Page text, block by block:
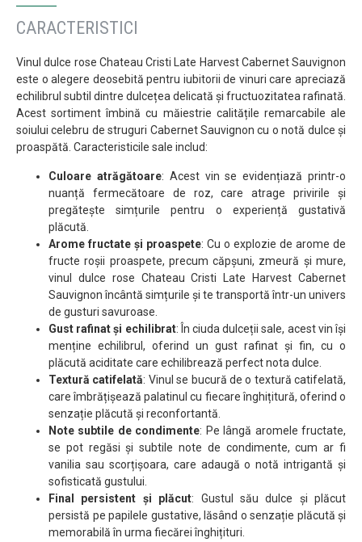
CARACTERISTICI
Vinul dulce rose Chateau Cristi Late Harvest Cabernet Sauvignon
este o alegere deosebită pentru iubitorii de vinuri care apreciază
echilibrul subtil dintre dulcețea delicată și fructuozitatea rafinată.
Acest sortiment îmbină cu măiestrie calitățile remarcabile ale
soiului celebru de struguri Cabernet Sauvignon cu o notă dulce și
proaspătă. Caracteristicile sale includ:
Culoare atrăgătoare: Acest vin se evidențiază printr-o
nuanță fermecătoare de roz, care atrage privirile și
pregătește simțurile pentru o experiență gustativă
plăcută.
Arome fructate și proaspete: Cu o explozie de arome de
fructe roșii proaspete, precum căpșuni, zmeură și mure,
vinul dulce rose Chateau Cristi Late Harvest Cabernet
Sauvignon încântă simțurile și te transportă într-un univers
de gusturi savuroase.
Gust rafinat și echilibrat: În ciuda dulceții sale, acest vin își
menține echilibrul, oferind un gust rafinat și fin, cu o
plăcută aciditate care echilibrează perfect nota dulce.
Textură catifelată: Vinul se bucură de o textură catifelată,
care îmbrățișează palatinul cu fiecare înghițitură, oferind o
senzație plăcută și reconfortantă.
Note subtile de condimente: Pe lângă aromele fructate,
se pot regăsi și subtile note de condimente, cum ar fi
vanilia sau scorțișoara, care adaugă o notă intrigantă și
sofisticată gustului.
Final persistent și plăcut: Gustul său dulce și plăcut
persistă pe papilele gustative, lăsând o senzație plăcută și
memorabilă în urma fiecărei înghițituri.